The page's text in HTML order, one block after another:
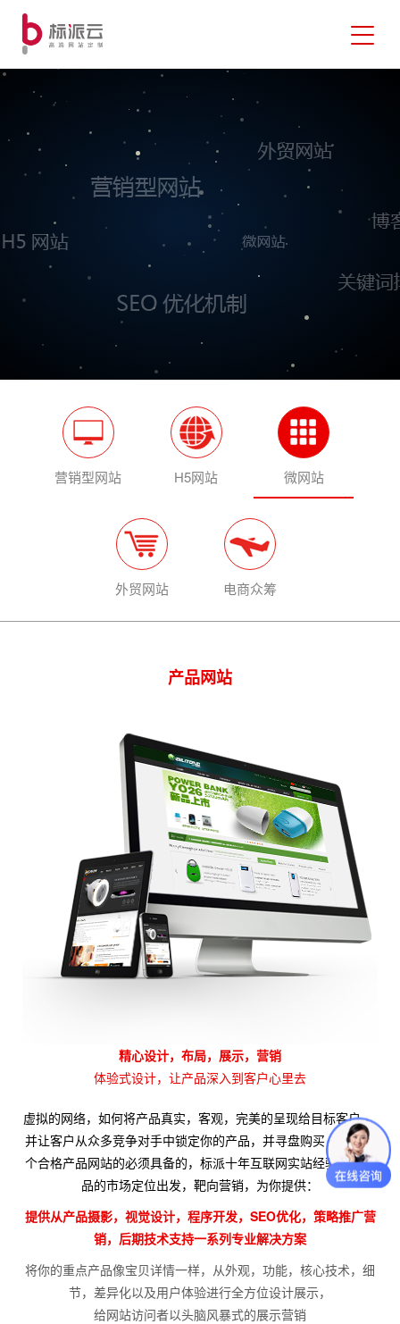
营销型网站 H5网站 微网站
外贸网站 电商众筹
产品网站
精心设计，布局，展示，营销
体验式设计，让产品深入到客户心里去
虚拟的网络，如何将产品真实，客观，完美的呈现给目标客户 ，
并让客户从众多竞争对手中锁定你的产品，并寻盘购买，这是一
个合格产品网站的必须具备的，标派十年互联网实站经验，从产
品的市场定位出发，靶向营销，为你提供：
提供从产品摄影，视觉设计，程序开发，SEO优化，策略推广营
销，后期技术支持一系列专业解决方案
将你的重点产品像宝贝详情一样，从外观，功能，核心技术，细
节，差异化以及用户体验进行全方位设计展示，
给网站访问者以头脑风暴式的展示营销